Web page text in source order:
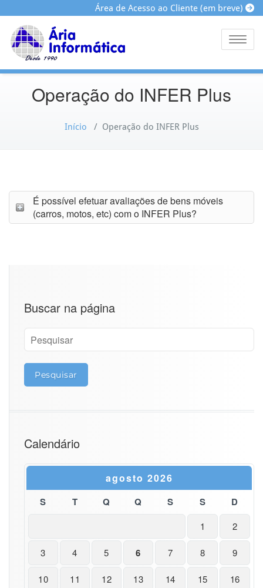
Área de Acesso ao Cliente (em breve)
Operação do INFER Plus
Início / Operação do INFER Plus
É possível efetuar avaliações de bens móveis
(carros, motos, etc) com o INFER Plus?
Buscar na página
Calendário
agosto 2026
S T Q Q S S D
1 2
3 4 5 6 7 8 9
10 11 12 13 14 15 16